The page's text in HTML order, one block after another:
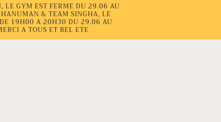
LE GYM EST FERME DU 29.06 AU
HANUMAN & TEAM SINGHA, LE
19H00 A 20H30 DU 29.06 AU
A TOUS ET BEL ETE